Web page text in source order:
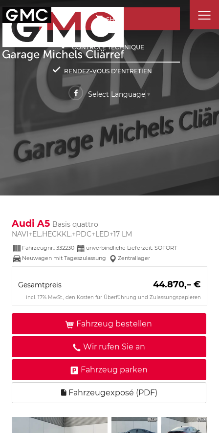
SHOP
CONTRÔLE TECHNIQUE
RENDEZ-VOUS D'ENTRETIEN
Select Language ▼
Audi A5 Basis quattro
NAVI+EL.HECKKL.+PDC+LED+17 LM
Fahrzeugnr.: 332230
unverbindliche Lieferzeit: SOFORT
Neuwagen mit Tageszulassung
Zentrallager
Gesamtpreis 44.870,– €
incl. 17% MwSt., den Kosten für Überführung und Zulassungspapieren
Fahrzeug bestellen
Wir rufen Sie an
Fahrzeug parken
Fahrzeugexposé (PDF)